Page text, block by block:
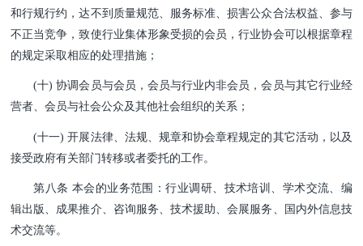
和行规行约，达不到质量规范、服务标准、损害公众合法权益、参与
不正当竞争，致使行业集体形象受损的会 员，行业协会可以根据章程
的规定采取相应的处理措施；
(十) 协调会员与会员，会员与行业内非会员，会员与其它行业经
营者、会员与社会公众及其他社会组织的关系；
(十一) 开展法律、法规、规章和协会章程规定的其它活动，以及
接受政府有关部门转移或者委托的工作。
第八条 本会的业务范围：行业调研、技术培训、学术交流、编
辑出版、成果推介、咨询服务、技术援助、会展服务、国内外信息技
术交流等。